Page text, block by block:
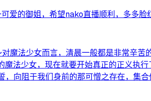
爱的御姐，希望nako直播顺利，多多
魔法少女而言，清晨一般都是非常辛
魔法少女，现在就要开始真正的正义执
向阻于我们身前的那可憎之存在，集